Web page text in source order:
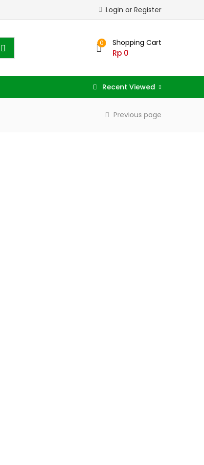
Login or Register
0 Shopping Cart
Rp 0
Recent Viewed
Previous page